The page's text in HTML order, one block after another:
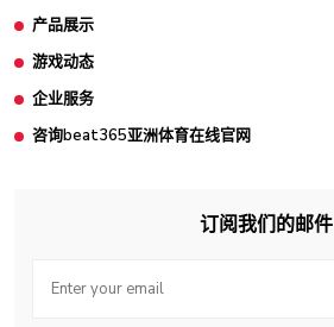
产品展示
游戏动态
企业服务
咨询beat365亚洲体育在线官网
订阅我们的邮件